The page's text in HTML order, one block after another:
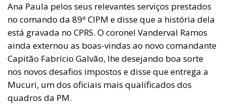
Ana Paula pelos seus relevantes serviços prestados
no comando da 89ª CIPM e disse que a história dela
está gravada no CPRS. O coronel Vanderval Ramos
ainda externou as boas-vindas ao novo comandante
Capitão Fabrício Galvão, lhe desejando boa sorte
nos novos desafios impostos e disse que entrega a
Mucuri, um dos oficiais mais qualificados dos
quadros da PM.